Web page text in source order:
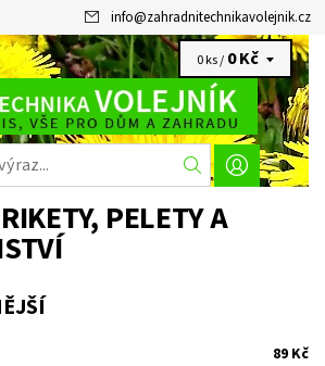
info@zahradnitechnikavolejnik.cz
0 ks / 0 Kč
PELETY A
89 Kč